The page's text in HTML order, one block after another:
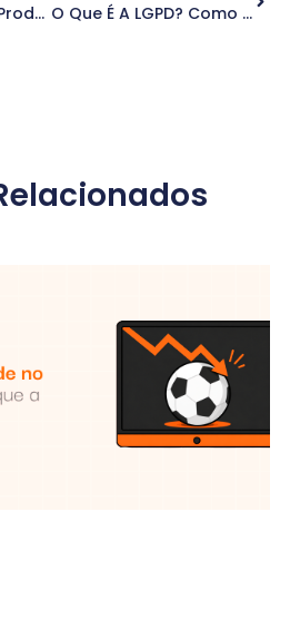
Como Melhorar A Produtividade E Manter A Segurança Em Home Office?
O Que É A LGPD? Como Será Fiscalizada E Cumprida?